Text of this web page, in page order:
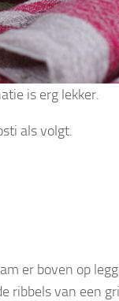
is erg lekker.
als volgt.
er boven op
ribbels van een